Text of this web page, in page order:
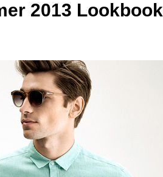
2013 Lookbook